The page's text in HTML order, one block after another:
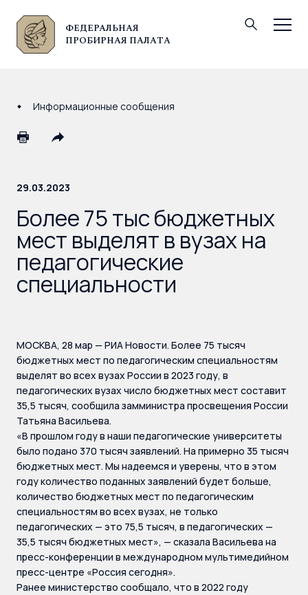
ФЕДЕРАЛЬНАЯ
ПРОБИРНАЯ ПАЛАТА
© Федеральная пробирная палата, 2026
Информационные сообщения
29.03.2023
Более 75 тыс бюджетных
мест выделят в вузах на
педагогические
специальности
МОСКВА, 28 мар — РИА Новости. Более 75 тысяч
бюджетных мест по педагогическим специальностям
выделят во всех вузах России в 2023 году, в
педагогических вузах число бюджетных мест составит
35,5 тысяч, сообщила замминистра просвещения России
Татьяна Васильева.
«В прошлом году в наши педагогические университеты
было подано 370 тысяч заявлений. На примерно 35 тысяч
бюджетных мест. Мы надеемся и уверены, что в этом
году количество поданных заявлений будет больше,
количество бюджетных мест по педагогическим
специальностям во всех вузах, не только
педагогических — это 75,5 тысяч, в педагогических —
35,5 тысяч бюджетных мест», — сказала Васильева на
пресс-конференции в международном мультимедийном
пресс-центре «Россия сегодня».
Ранее министерство сообщало, что в 2022 году